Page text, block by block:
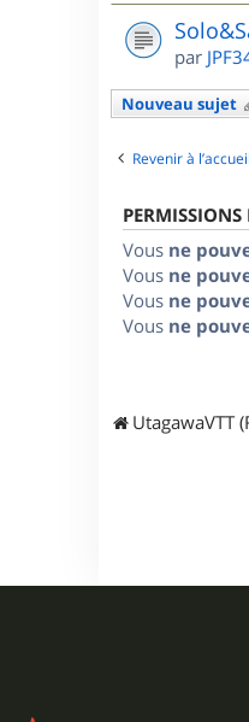
par
Nouveau sujet
Revenir à
Vous ne
Vous ne
Vous ne
Vous ne
UtagawaVTT